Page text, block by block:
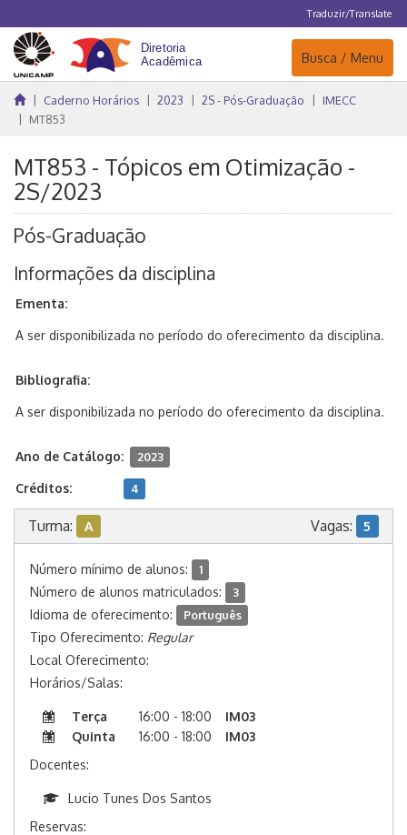
Traduzir/Translate
Navegação
Busca / Menu
Caderno Horários 2023 2S - Pós-Graduação
IMECC
MT853
MT853 - Tópicos em Otimização -
2S/2023
Pós-Graduação
Informações da disciplina
Ementa:
A ser disponibilizada no período do oferecimento da disciplina.
Bibliografia:
A ser disponibilizada no período do oferecimento da disciplina.
Ano de Catálogo: 2023
Créditos: 4
Turma: A Vagas: 5
Número mínimo de alunos: 1
Número de alunos matriculados: 3
Idioma de oferecimento: Português
Tipo Oferecimento: Regular
Local Oferecimento:
Horários/Salas:
Terça 16:00 - 18:00
IM03
Quinta
16:00 - 18:00
IM03
Docentes:
Lucio Tunes Dos Santos
Reservas: